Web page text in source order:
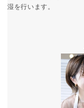
湿を行います。